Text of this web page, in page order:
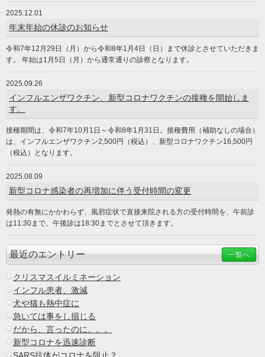
2025.12.01
年末年始の休診のお知らせ
令和7年12月29日（月）から令和8年1月4日（日）まで休診とさせていただきま
す。 年始は1月5日（月）から通常通りの診察となります。
2025.09.26
インフルエンザワクチン、新型コロナワクチンの接種を開始しま
す。
接種期間は、令和7年10月1日～令和8年1月31日。接種費用（補助なしの場合）
は、インフルエンザワクチン2,500円（税込）、新型コロナワクチン16,500円
（税込）となります。
2025.08.09
新型コロナ感染者の再増加に伴う受付時間の変更
発熱の有無にかかわらず、風邪症状で直接来院される方の受付時間を、午前診
は11:30まで、午後診は18:30までとさせて頂きます。
最近のエントリー 一覧へ
クリスマスイルミネーション
インフル患者、激減
犬や猫も熱中症に
急いては事をし損じる
だから、言ったのに。。。
新型コロナを迅速診断